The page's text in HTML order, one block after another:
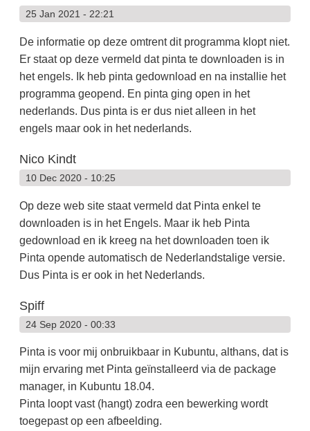
25 Jan 2021 - 22:21
De informatie op deze omtrent dit programma klopt niet.
Er staat op deze vermeld dat pinta te downloaden is in
het engels. Ik heb pinta gedownload en na installie het
programma geopend. En pinta ging open in het
nederlands. Dus pinta is er dus niet alleen in het
engels maar ook in het nederlands.
Nico Kindt
10 Dec 2020 - 10:25
Op deze web site staat vermeld dat Pinta enkel te
downloaden is in het Engels. Maar ik heb Pinta
gedownload en ik kreeg na het downloaden toen ik
Pinta opende automatisch de Nederlandstalige versie.
Dus Pinta is er ook in het Nederlands.
Spiff
24 Sep 2020 - 00:33
Pinta is voor mij onbruikbaar in Kubuntu, althans, dat is
mijn ervaring met Pinta geïnstalleerd via de package
manager, in Kubuntu 18.04.
Pinta loopt vast (hangt) zodra een bewerking wordt
toegepast op een afbeelding.